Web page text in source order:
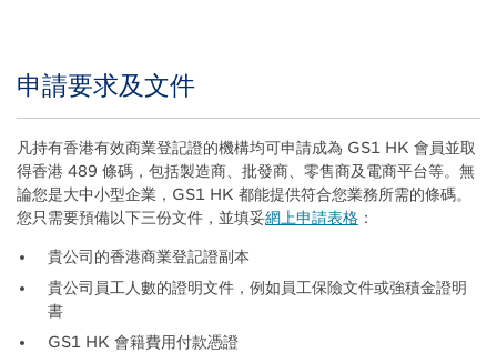
Title
申請要求及文件
Body
凡持有香港有效商業登記證的機構均可申請成為 GS1 HK 會員並取
得香港 489 條碼，包括製造商、批發商、零售商及電商平台等。無
論您是大中小型企業，GS1 HK 都能提供符合您業務所需的條碼。
您只需要預備以下三份文件，並填妥網上申請表格 ：
貴公司的香港商業登記證副本
貴公司員工人數的證明文件，例如員工保險文件或強積金證明
書
GS1 HK 會籍費用付款憑證